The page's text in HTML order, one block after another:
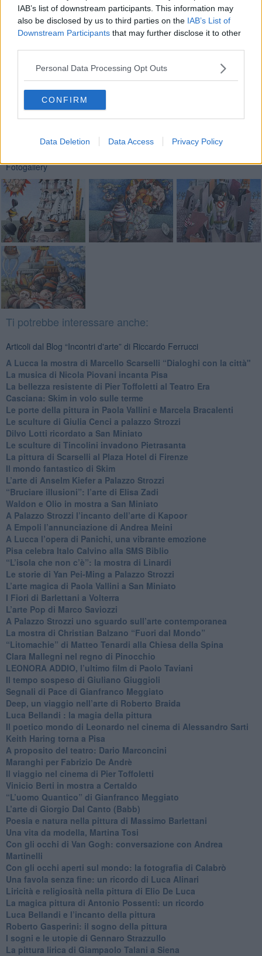
IAB’s list of downstream participants. This information may
also be disclosed by us to third parties on the IAB’s List of
Downstream Participants that may further disclose it to other
Personal Data Processing Opt Outs
CONFIRM
Data Deletion Data Access Privacy Policy
che diventa semplicemente poesia.
Riccardo Ferrucci
Se vuoi leggere le notizie principali della Toscana iscriviti alla
Newsletter QUInews - ToscanaMedia.
Basta cliccare QUI
Fotogallery
Ti potrebbe interessare anche:
Articoli dal Blog “Incontri d'arte” di Riccardo Ferrucci
A Lucca la mostra di Marcello Scarselli “Dialoghi con la città"
​La musica di Nicola Piovani incanta Pisa
​La bellezza resistente di Pier Toffoletti al Teatro Era
​Casciana: Skim in volo sulle terme
​Le porte della pittura in Paola Vallini e Marcela Bracalenti
​Le sculture di Giulia Cenci a palazzo Strozzi
​Dilvo Lotti ricordato a San Miniato
​Le sculture di Tincolini invadono Pietrasanta
La pittura di Scarselli al Plaza Hotel di Firenze
​Il mondo fantastico di Skim
​L’arte di Anselm Kiefer a Palazzo Strozzi
​“Bruciare illusioni”: l’arte di Elisa Zadi
​Waldon e Olio in mostra a San Miniato
​A Palazzo Strozzi l’incanto dell’arte di Kapoor
​A Empoli l’annunciazione di Andrea Meini
A Lucca l’opera di Panichi, una vibrante emozione
Pisa celebra Italo Calvino alla SMS Biblio
“L’isola che non c’è”: la mostra di Linardi
​Le storie di Yan Pei-Ming a Palazzo Strozzi
​L’arte magica di Paola Vallini a San Miniato
​I Fiori di Barlettani a Volterra
​L’arte Pop di Marco Saviozzi
​A Palazzo Strozzi uno sguardo sull’arte contemporanea
La mostra di Christian Balzano “Fuori dal Mondo”
​“Litomachie” di Matteo Tenardi alla Chiesa della Spina
​Clara Mallegni nel regno di Pinocchio
​LEONORA ADDIO, l’ultimo film di Paolo Taviani
Il tempo sospeso di Giuliano Giuggioli
Segnali di Pace di Gianfranco Meggiato
​Deep, un viaggio nell’arte di Roberto Braida
​Luca Bellandi : la magia della pittura
​Il poetico mondo di Leonardo nel cinema di Alessandro Sarti
​Keith Haring torna a Pisa
​A proposito del teatro: Dario Marconcini
Maranghi per Fabrizio De Andrè
​Il viaggio nel cinema di Pier Toffoletti
Vinicio Berti in mostra a Certaldo
“L’uomo Quantico” di Gianfranco Meggiato
​L’arte di Giorgio Dal Canto (Babb)
Poesia e natura nella pittura di Massimo Barlettani
Una vita da modella, Martina Tosi
​Con gli occhi di Van Gogh: conversazione con Andrea
Martinelli
​Con gli occhi aperti sul mondo: la fotografia di Calabrò
Una favola senza fine: un ricordo di Luca Alinari
Liricità e religiosità nella pittura di Elio De Luca
La magica pittura di Antonio Possenti: un ricordo
Luca Bellandi e l’incanto della pittura
​Roberto Gasperini: il sogno della pittura
I sogni e le utopie di Gennaro Strazzullo
La pittura lirica di Giampaolo Talani a Siena